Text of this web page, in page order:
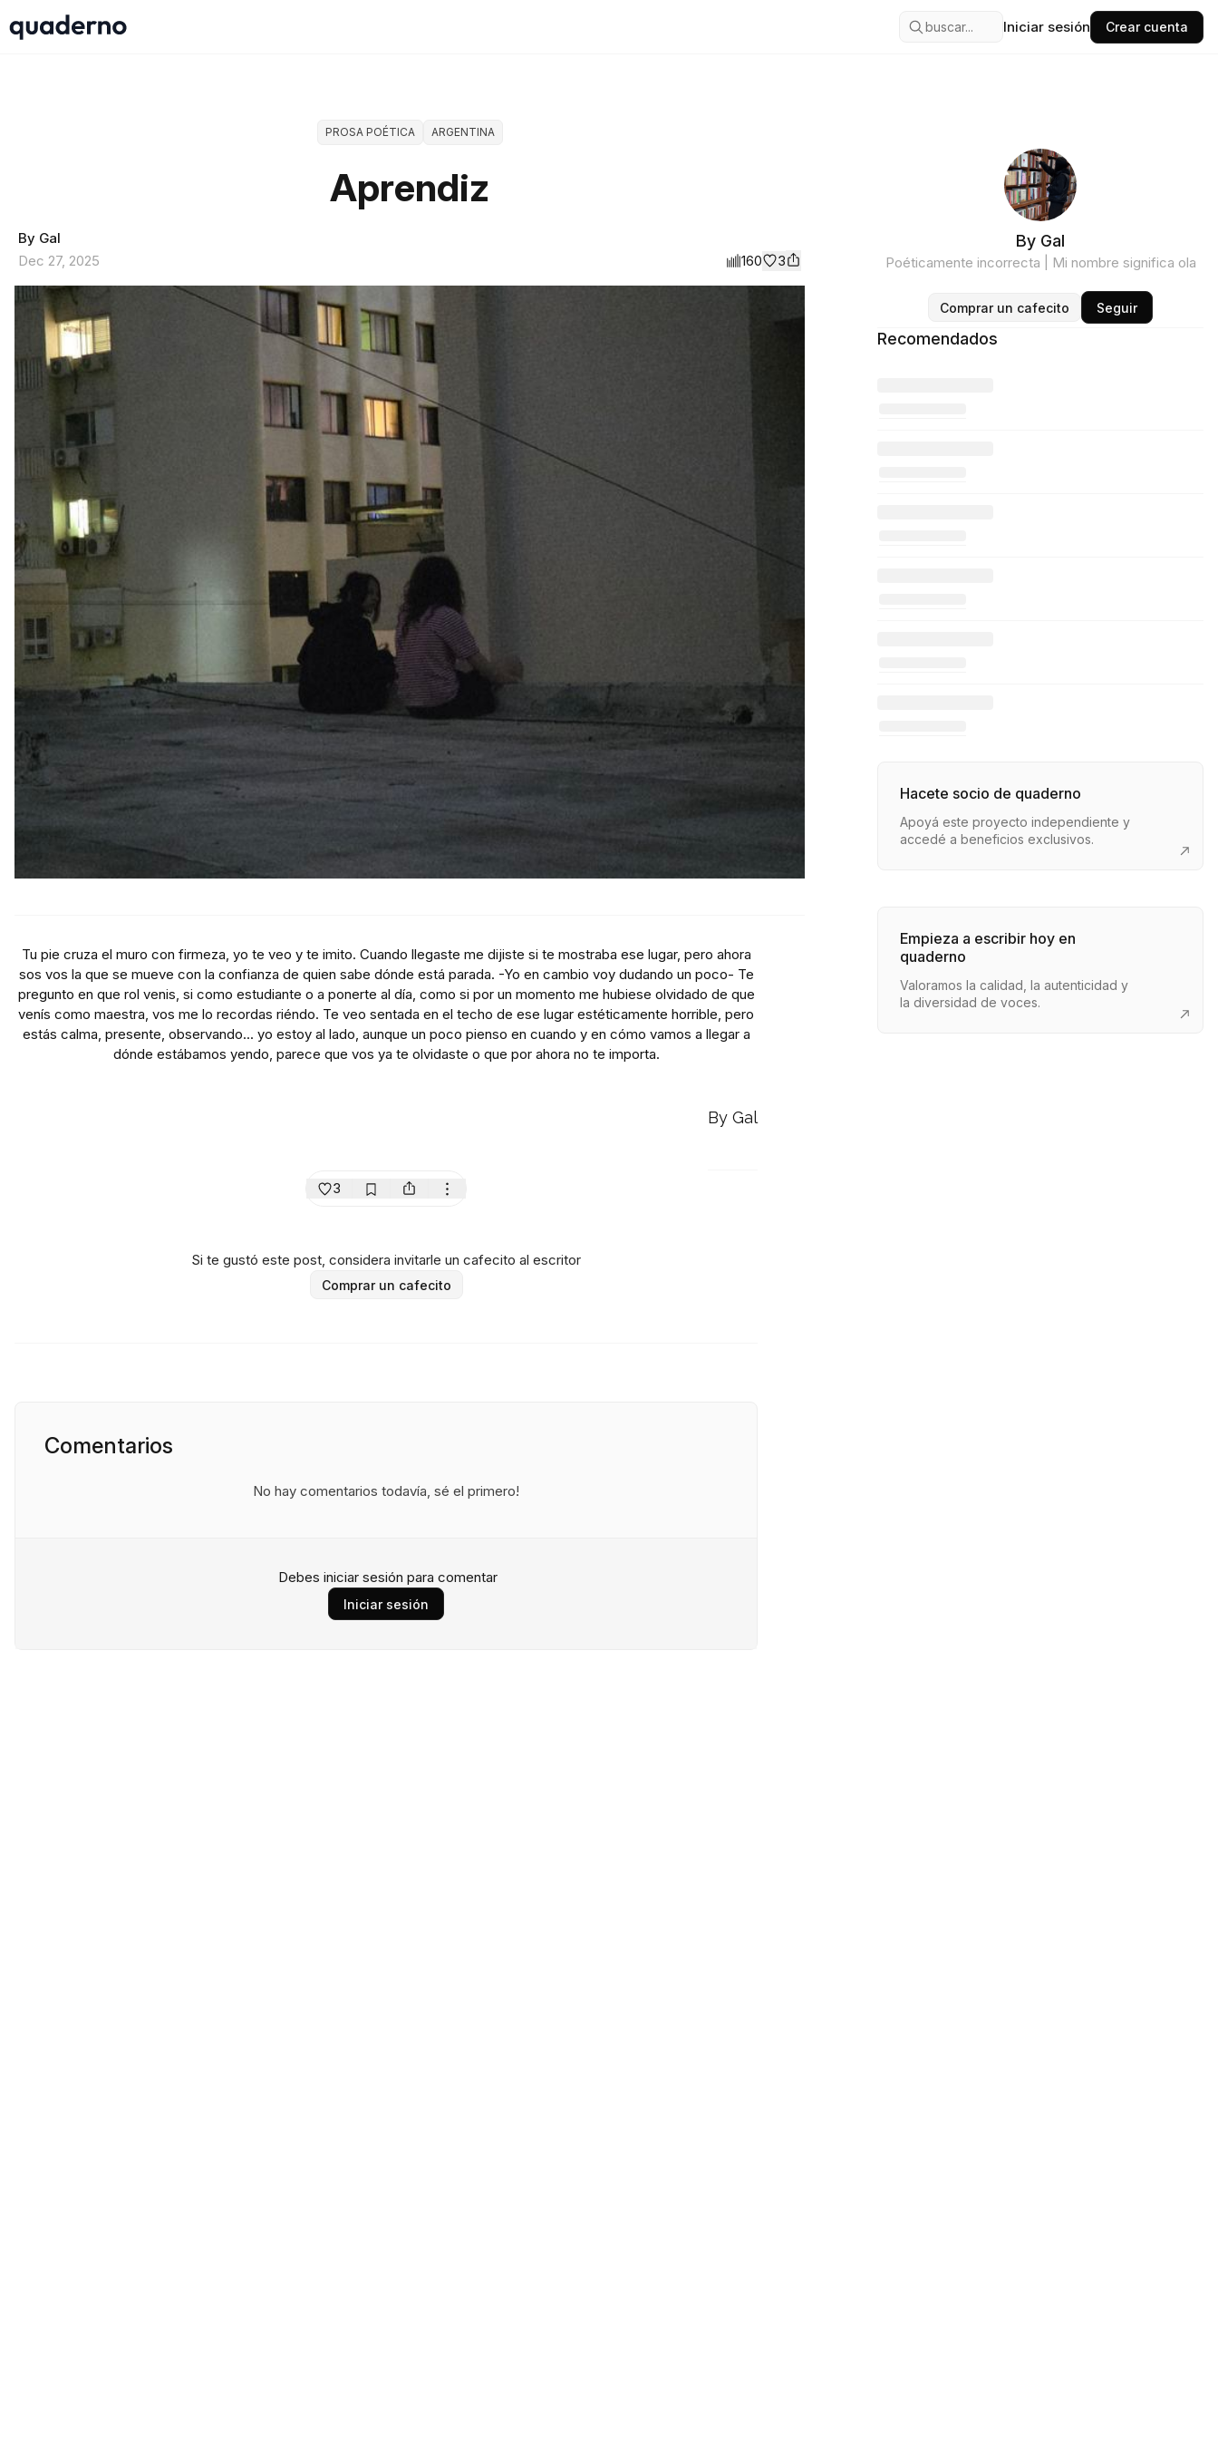
buscar... Iniciar sesión Crear cuenta
PROSA POÉTICA ARGENTINA
Aprendiz
By Gal
Dec 27, 2025
160 3
Tu pie cruza el muro con firmeza, yo te veo y te imito. Cuando llegaste me dijiste si te mostraba ese lugar, pero ahora
sos vos la que se mueve con la confianza de quien sabe dónde está parada. -Yo en cambio voy dudando un poco- Te
pregunto en que rol venis, si como estudiante o a ponerte al día, como si por un momento me hubiese olvidado de que
venís como maestra, vos me lo recordas riéndo. Te veo sentada en el techo de ese lugar estéticamente horrible, pero
estás calma, presente, observando... yo estoy al lado, aunque un poco pienso en cuando y en cómo vamos a llegar a
dónde estábamos yendo, parece que vos ya te olvidaste o que por ahora no te importa.
By Gal
3
Si te gustó este post, considera invitarle un cafecito al escritor
Comprar un cafecito
Comentarios
No hay comentarios todavía, sé el primero!
Debes iniciar sesión para comentar
Iniciar sesión
By Gal
Poéticamente incorrecta | Mi nombre significa ola
Comprar un cafecito Seguir
Recomendados
Hacete socio de quaderno
Apoyá este proyecto independiente y
accedé a beneficios exclusivos.
Empieza a escribir hoy en
quaderno
Valoramos la calidad, la autenticidad y
la diversidad de voces.